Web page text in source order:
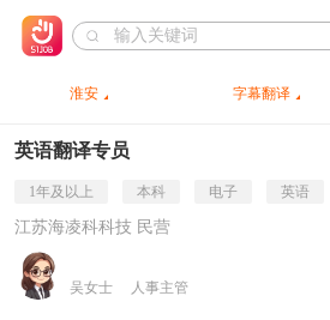
淮安 字幕翻译
英语翻译专员
1年及以上 本科 电子 英语
江苏海凌科科技 民营
吴女士 人事主管